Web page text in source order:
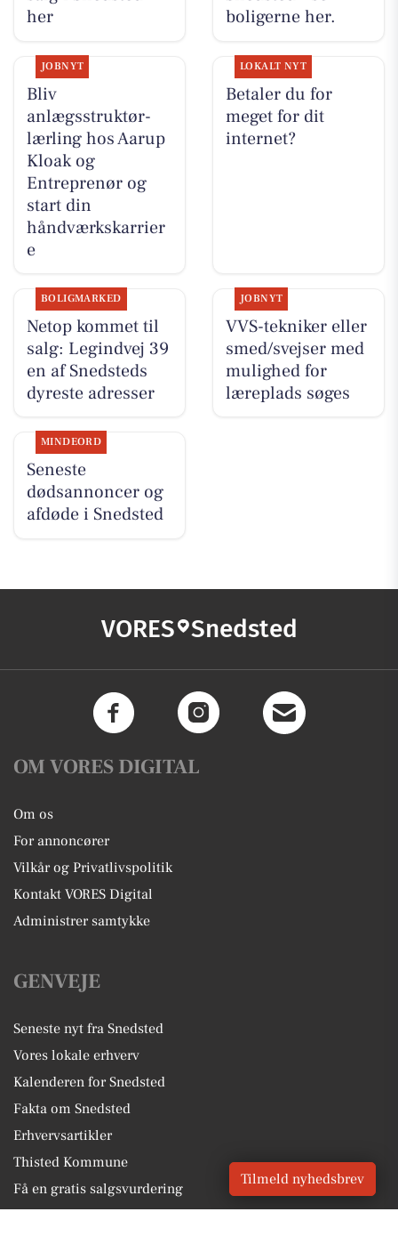
her
boligerne her.
JOBNYT
Bliv
anlægsstruktør-
lærling hos Aarup
Kloak og
Entreprenør og
start din
håndværkskarrier
e
LOKALT NYT
Betaler du for
meget for dit
internet?
BOLIGMARKED
Netop kommet til
salg: Legindvej 39
en af Snedsteds
dyreste adresser
JOBNYT
VVS-tekniker eller
smed/svejser med
mulighed for
læreplads søges
MINDEORD
Seneste
dødsannoncer og
afdøde i Snedsted
VORES Snedsted
OM VORES DIGITAL
Om os
For annoncører
Vilkår og Privatlivspolitik
Kontakt VORES Digital
Administrer samtykke
GENVEJE
Seneste nyt fra Snedsted
Vores lokale erhverv
Kalenderen for Snedsted
Fakta om Snedsted
Erhvervsartikler
Thisted Kommune
Få en gratis salgsvurdering
Sponsoreret indhold
Tilmeld nyhedsbrev